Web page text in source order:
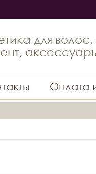
для волос,
Оплата